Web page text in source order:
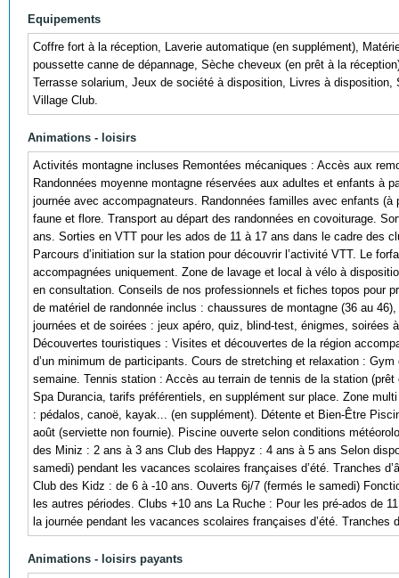
Equipements
Coffre fort à la réception, Laverie automatique (en supplément),
poussette canne de dépannage, Sèche cheveux (en prêt à la
Terrasse solarium, Jeux de société à disposition, Livres à
Village Club.
Animations - loisirs
Activités montagne incluses Remontées mécaniques : Accès aux
Randonnées moyenne montagne réservées aux adultes et enfants à
journée avec accompagnateurs. Randonnées familles avec enfants
faune et flore. Transport au départ des randonnées en covoiturage.
ans. Sorties en VTT pour les ados de 11 à 17 ans dans le cadre des
Parcours d’initiation sur la station pour découvrir l’activité VTT. Le
accompagnées uniquement. Zone de lavage et local à vélo à
en consultation. Conseils de nos professionnels et fiches topos pour
de matériel de randonnée inclus : chaussures de montagne (36 au
journées et de soirées : jeux apéro, quiz, blind-test, énigmes,
Découvertes touristiques : Visites et découvertes de la région
d’un minimum de participants. Cours de stretching et relaxation :
semaine. Tennis station : Accès au terrain de tennis de la station
Spa Durancia, tarifs préférentiels, en supplément sur place. Zone
: pédalos, canoë, kayak... (en supplément). Détente et Bien-Être
août (serviette non fournie). Piscine ouverte selon conditions
des Miniz : 2 ans à 3 ans Club des Happyz : 4 ans à 5 ans Selon
samedi) pendant les vacances scolaires françaises d’été. Tranches
Club des Kidz : de 6 à -10 ans. Ouverts 6j/7 (fermés le samedi)
les autres périodes. Clubs +10 ans La Ruche : Pour les pré-ados de
la journée pendant les vacances scolaires françaises d’été.
Animations - loisirs payants